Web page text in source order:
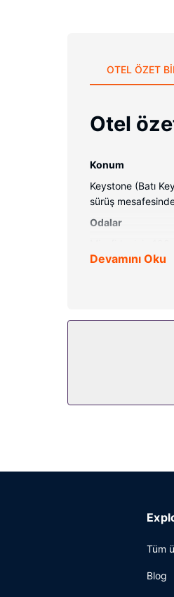
OTEL ÖZET
Otel
Konum
Keystone (Batı
sürüş
Odalar
Misafirlerimizin iyi
kayak servisi
Devamını Oku
Tüm
Blog